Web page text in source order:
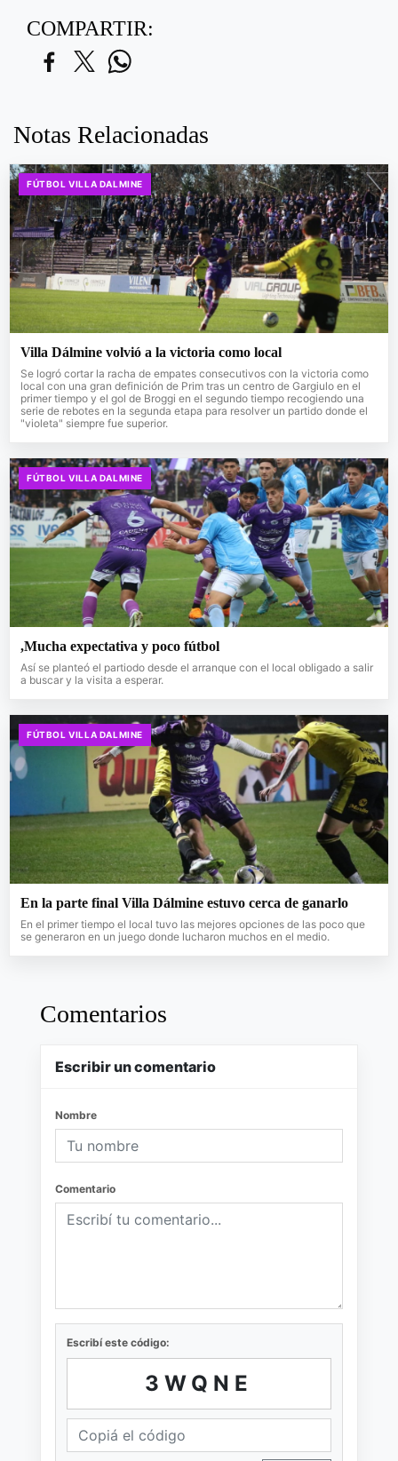
COMPARTIR:
Notas Relacionadas
FÚTBOL VILLA DALMINE
Villa Dálmine volvió a la victoria como local
Se logró cortar la racha de empates consecutivos con la victoria como
local con una gran definición de Prim tras un centro de Gargiulo en el
primer tiempo y el gol de Broggi en el segundo tiempo recogiendo una
serie de rebotes en la segunda etapa para resolver un partido donde el
"violeta" siempre fue superior.
FÚTBOL VILLA DALMINE
,Mucha expectativa y poco fútbol
Así se planteó el partiodo desde el arranque con el local obligado a salir
a buscar y la visita a esperar.
FÚTBOL VILLA DALMINE
En la parte final Villa Dálmine estuvo cerca de ganarlo
En el primer tiempo el local tuvo las mejores opciones de las poco que
se generaron en un juego donde lucharon muchos en el medio.
Comentarios
Escribir un comentario
Nombre
Comentario
Escribí este código:
3WQNE